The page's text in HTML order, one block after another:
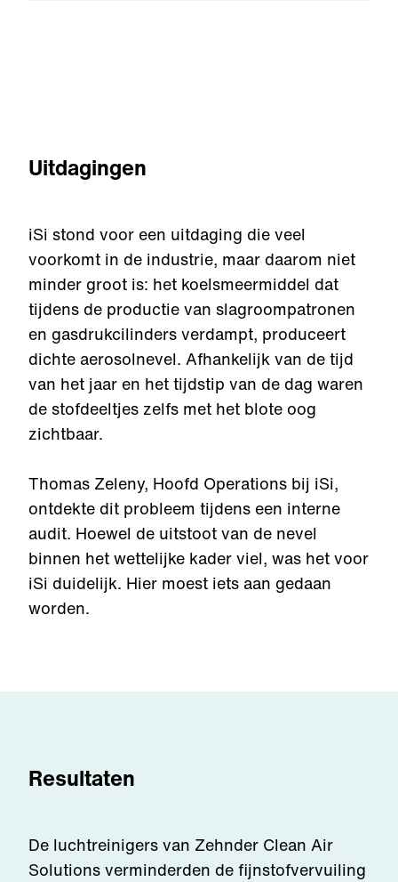
Uitdagingen
iSi stond voor een uitdaging die veel
voorkomt in de industrie, maar daarom niet
minder groot is: het koelsmeermiddel dat
tijdens de productie van slagroompatronen
en gasdrukcilinders verdampt, produceert
dichte aerosolnevel. Afhankelijk van de tijd
van het jaar en het tijdstip van de dag waren
de stofdeeltjes zelfs met het blote oog
zichtbaar.
Thomas Zeleny, Hoofd Operations bij iSi,
ontdekte dit probleem tijdens een interne
audit. Hoewel de uitstoot van de nevel
binnen het wettelijke kader viel, was het voor
iSi duidelijk. Hier moest iets aan gedaan
worden.
Resultaten
De luchtreinigers van Zehnder Clean Air
Solutions verminderden de fijnstofvervuiling